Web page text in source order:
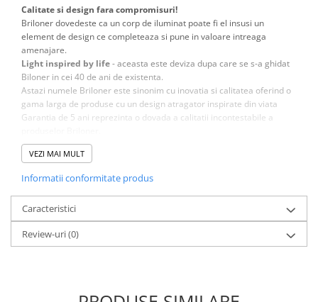
Calitate si design fara compromisuri!
Briloner dovedeste ca un corp de iluminat poate fi el insusi un
element de design ce completeaza si pune in valoare intreaga
amenajare.
Light inspired by life- aceasta este deviza dupa care se s-a ghidat
Biloner in cei 40 de ani de existenta.
Astazi numele Briloner este sinonim cu inovatia si calitatea oferind o
gama larga de produse cu un design atragator inspirate din viata
Garantia de 5 ani reprezinta o dovada a calitatii incontestabile a
Materialele folosite sunt atent alese inca din faza de proiectare
VEZI MAI MULT
Informatii conformitate produs
Caracteristici
Review-uri(0)